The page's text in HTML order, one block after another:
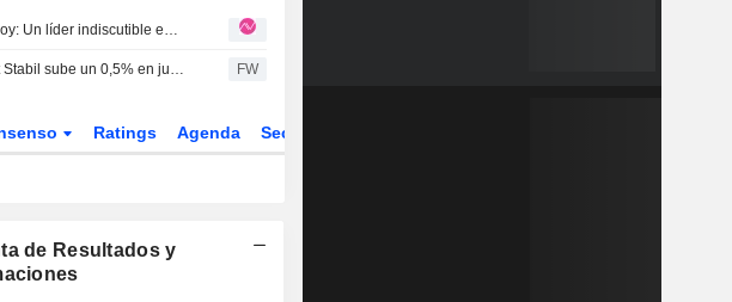
Assa Abloy: Un líder indiscutible en soluciones de acceso
Lancelot Stabil sube un 0,5% en julio e incorpora a Epiroc a su cartera FW
Ratings Agenda Sector
de Resultados y